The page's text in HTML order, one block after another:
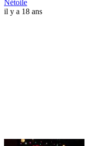
Nétoile
il y a 18 ans